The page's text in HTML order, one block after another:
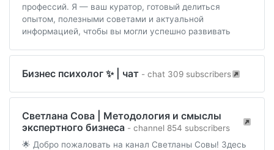
профессий. Я — ваш куратор, готовый делиться
опытом, полезными советами и актуальной
информацией, чтобы вы могли успешно развивать
Бизнес психолог ✨ | чат - chat 309 subscribers
Светлана Сова | Методология и смыслы
экспертного бизнеса - channel 854 subscribers
🌟 Добро пожаловать на канал Светланы Совы! Здесь